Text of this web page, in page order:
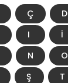
Ç D
I İ
N O
Ş T